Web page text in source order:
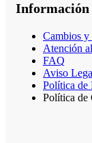
Información
Cambios y
Atención
FAQ
Aviso
Política de
Política de